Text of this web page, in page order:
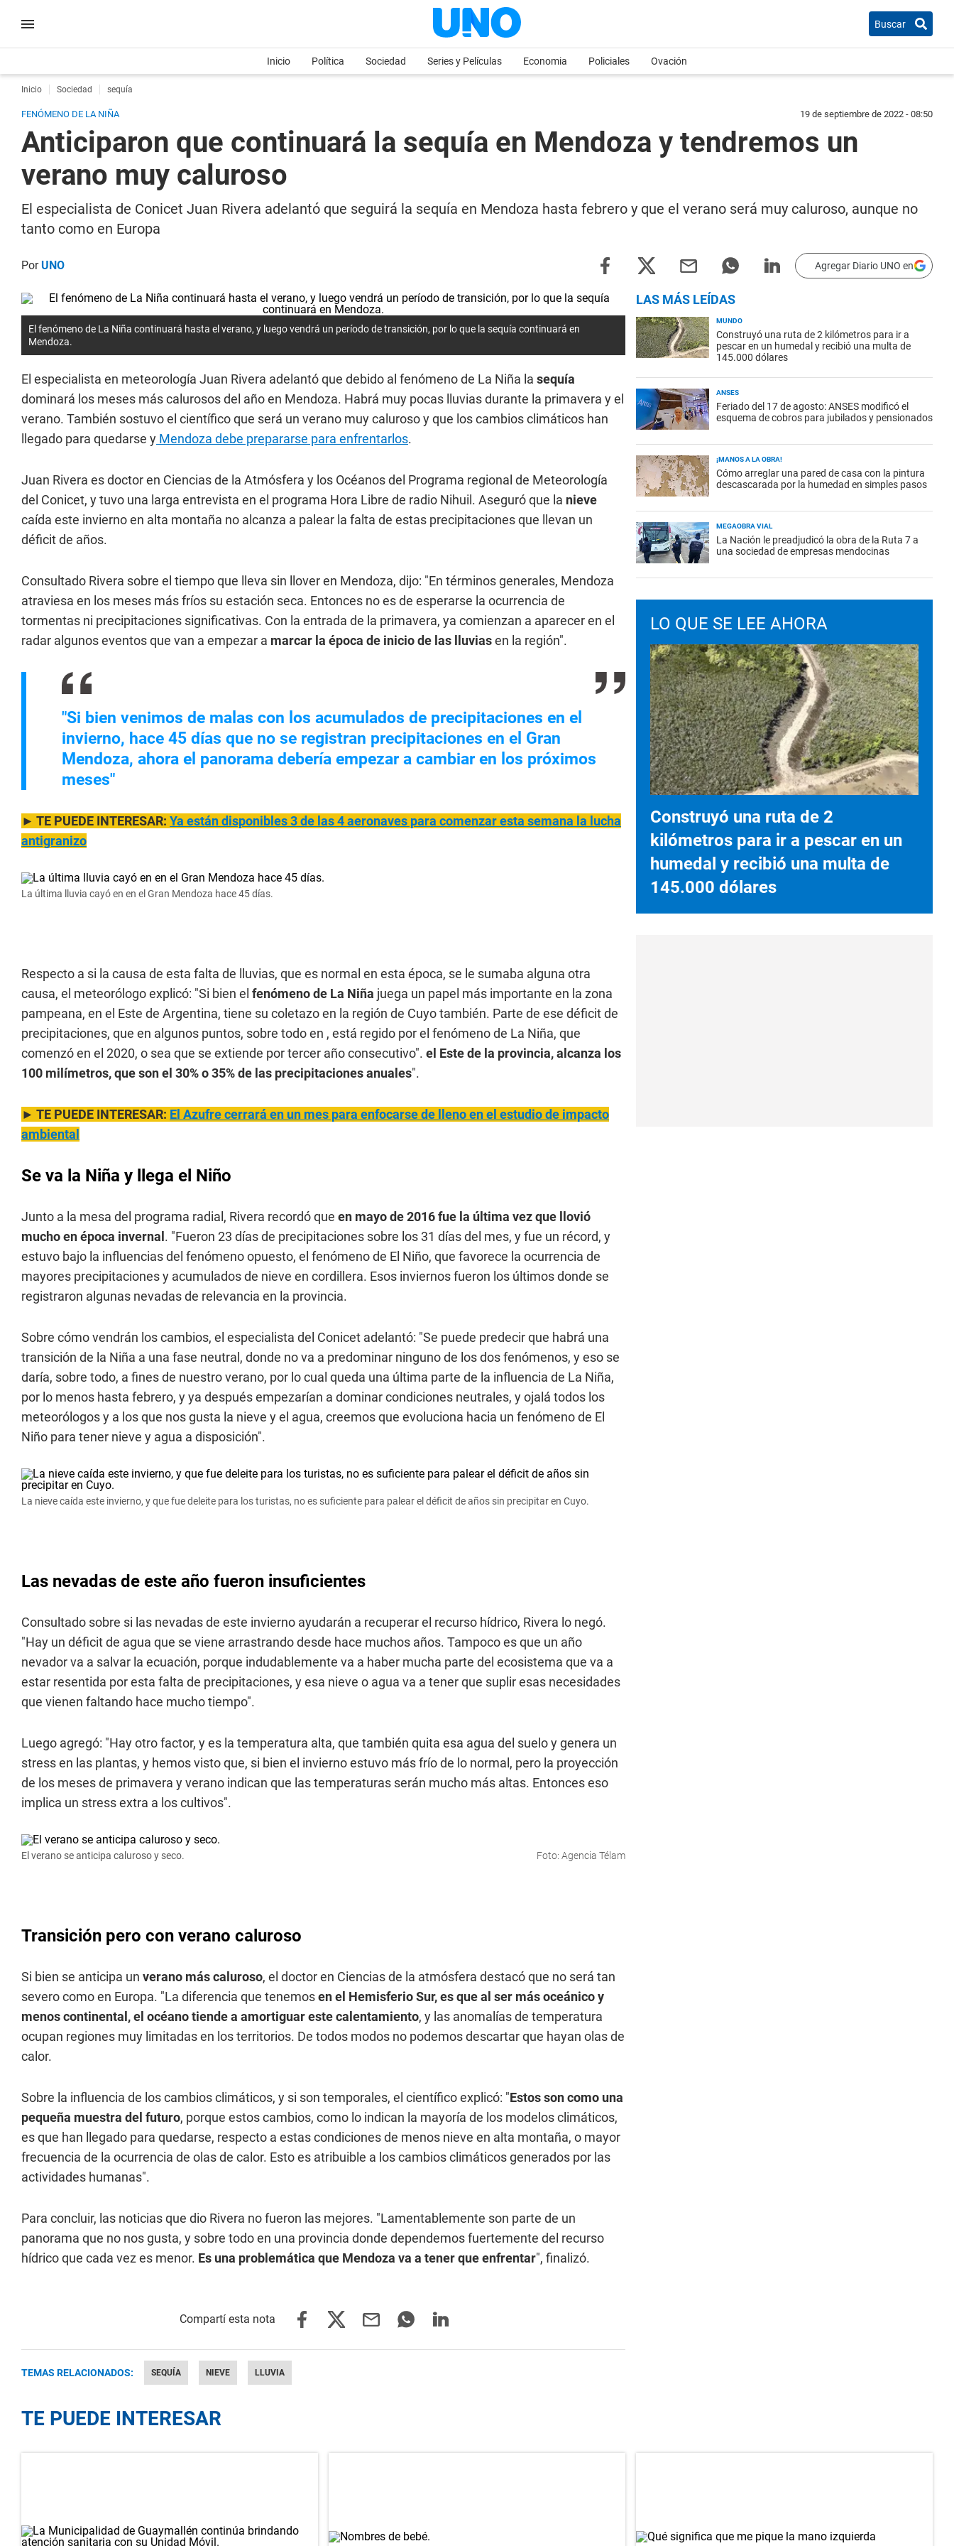
Buscar
Inicio Política Sociedad Series y Películas Economia Policiales Ovación
Inicio Sociedad sequía
FENÓMENO DE LA NIÑA 19 de septiembre de 2022 - 08:50
Anticiparon que continuará la sequía en Mendoza y tendremos un
verano muy caluroso
El especialista de Conicet Juan Rivera adelantó que seguirá la sequía en Mendoza hasta febrero y que el verano será muy caluroso, aunque no
tanto como en Europa
PorUNO Agregar Diario UNO en
El fenómeno de La Niña continuará hasta el verano, y luego vendrá un período de transición, por lo que la sequía continuará en
Mendoza.
El especialista en meteorología Juan Rivera adelantó que debido al fenómeno de La Niña la sequía
dominará los meses más calurosos del año en Mendoza. Habrá muy pocas lluvias durante la primavera y el
verano. También sostuvo el científico que será un verano muy caluroso y que los cambios climáticos han
llegado para quedarse y Mendoza debe prepararse para enfrentarlos.
Juan Rivera es doctor en Ciencias de la Atmósfera y los Océanos del Programa regional de Meteorología
del Conicet, y tuvo una larga entrevista en el programa Hora Libre de radio Nihuil. Aseguró que la nieve
caída este invierno en alta montaña no alcanza a palear la falta de estas precipitaciones que llevan un
déficit de años.
Consultado Rivera sobre el tiempo que lleva sin llover en Mendoza, dijo: "En términos generales, Mendoza
atraviesa en los meses más fríos su estación seca. Entonces no es de esperarse la ocurrencia de
tormentas ni precipitaciones significativas. Con la entrada de la primavera, ya comienzan a aparecer en el
radar algunos eventos que van a empezar a marcar la época de inicio de las lluviasen la región".
"Si bien venimos de malas con los acumulados de precipitaciones en el
invierno, hace 45 días que no se registran precipitaciones en el Gran
Mendoza, ahora el panorama debería empezar a cambiar en los próximos
meses"
► TE PUEDE INTERESAR: Ya están disponibles 3 de las 4 aeronaves para comenzar esta semana la lucha
antigranizo
La última lluvia cayó en en el Gran Mendoza hace 45 días.
Respecto a si la causa de esta falta de lluvias, que es normal en esta época, se le sumaba alguna otra
causa, el meteorólogo explicó: "Si bien el fenómeno de La Niña juega un papel más importante en la zona
pampeana, en el Este de Argentina, tiene su coletazo en la región de Cuyo también. Parte de ese déficit de
precipitaciones, que en algunos puntos, sobre todo en , está regido por el fenómeno de La Niña, que
comenzó en el 2020, o sea que se extiende por tercer año consecutivo". el Este de la provincia, alcanza los
100 milímetros, que son el 30% o 35% de las precipitaciones anuales".
► TE PUEDE INTERESAR: El Azufre cerrará en un mes para enfocarse de lleno en el estudio de impacto
ambiental
Se va la Niña y llega el Niño
Junto a la mesa del programa radial, Rivera recordó que en mayo de 2016 fue la última vez que llovió
mucho en época invernal . "Fueron 23 días de precipitaciones sobre los 31 días del mes, y fue un récord, y
estuvo bajo la influencias del fenómeno opuesto, el fenómeno de El Niño, que favorece la ocurrencia de
mayores precipitaciones y acumulados de nieve en cordillera. Esos inviernos fueron los últimos donde se
registraron algunas nevadas de relevancia en la provincia.
Sobre cómo vendrán los cambios, el especialista del Conicet adelantó: "Se puede predecir que habrá una
transición de la Niña a una fase neutral, donde no va a predominar ninguno de los dos fenómenos, y eso se
daría, sobre todo, a fines de nuestro verano, por lo cual queda una última parte de la influencia de La Niña,
por lo menos hasta febrero, y ya después empezarían a dominar condiciones neutrales, y ojalá todos los
meteorólogos y a los que nos gusta la nieve y el agua, creemos que evoluciona hacia un fenómeno de El
Niño para tener nieve y agua a disposición".
La nieve caída este invierno, y que fue deleite para los turistas, no es suficiente para palear el déficit de años sin precipitar en Cuyo.
Las nevadas de este año fueron insuficientes
Consultado sobre si las nevadas de este invierno ayudarán a recuperar el recurso hídrico, Rivera lo negó.
"Hay un déficit de agua que se viene arrastrando desde hace muchos años. Tampoco es que un año
nevador va a salvar la ecuación, porque indudablemente va a haber mucha parte del ecosistema que va a
estar resentida por esta falta de precipitaciones, y esa nieve o agua va a tener que suplir esas necesidades
que vienen faltando hace mucho tiempo".
Luego agregó: "Hay otro factor, y es la temperatura alta, que también quita esa agua del suelo y genera un
stress en las plantas, y hemos visto que, si bien el invierno estuvo más frío de lo normal, pero la proyección
de los meses de primavera y verano indican que las temperaturas serán mucho más altas. Entonces eso
implica un stress extra a los cultivos".
El verano se anticipa caluroso y seco. Foto: Agencia Télam
Transición pero con verano caluroso
Si bien se anticipa un verano más caluroso, el doctor en Ciencias de la atmósfera destacó que no será tan
severo como en Europa. "La diferencia que tenemosen el Hemisferio Sur, es que al ser más oceánico y
menos continental, el océano tiende a amortiguar este calentamiento, y las anomalías de temperatura
ocupan regiones muy limitadas en los territorios. De todos modos no podemos descartar que hayan olas de
calor.
Sobre la influencia de los cambios climáticos, y si son temporales, el científico explicó: "Estos son como una
pequeña muestra del futuro, porque estos cambios, como lo indican la mayoría de los modelos climáticos,
es que han llegado para quedarse, respecto a estas condiciones de menos nieve en alta montaña, o mayor
frecuencia de la ocurrencia de olas de calor. Esto es atribuible a los cambios climáticos generados por las
actividades humanas".
Para concluir, las noticias que dio Rivera no fueron las mejores. "Lamentablemente son parte de un
panorama que no nos gusta, y sobre todo en una provincia donde dependemos fuertemente del recurso
hídrico que cada vez es menor. Es una problemática que Mendoza va a tener que enfrentar", finalizó.
TEMAS RELACIONADOS: SEQUÍA NIEVE LLUVIA
LAS MÁS LEÍDAS
MUNDO
Construyó una ruta de 2 kilómetros para ir a
pescar en un humedal y recibió una multa de
145.000 dólares
ANSES
Feriado del 17 de agosto: ANSES modificó el
esquema de cobros para jubilados y pensionados
¡MANOS A LA OBRA!
Cómo arreglar una pared de casa con la pintura
descascarada por la humedad en simples pasos
MEGAOBRA VIAL
La Nación le preadjudicó la obra de la Ruta 7 a
una sociedad de empresas mendocinas
LO QUE SE LEE AHORA
Construyó una ruta de 2
kilómetros para ir a pescar en un
humedal y recibió una multa de
145.000 dólares
TE PUEDE INTERESAR